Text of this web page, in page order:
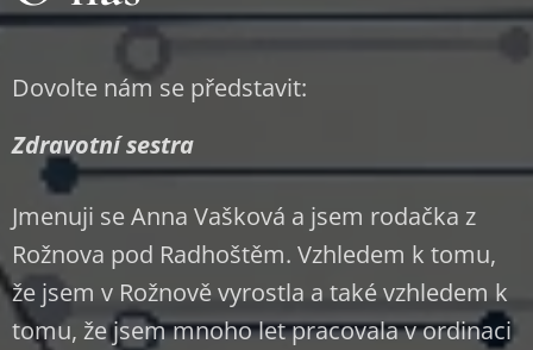
Dovolte nám se představit:
Zdravotní sestra
Jmenuji se Anna Vašková a jsem rodačka z
Rožnova pod Radhoštěm. Vzhledem k tomu,
že jsem v Rožnově vyrostla a také vzhledem k
tomu, že jsem mnoho let pracovala v ordinaci